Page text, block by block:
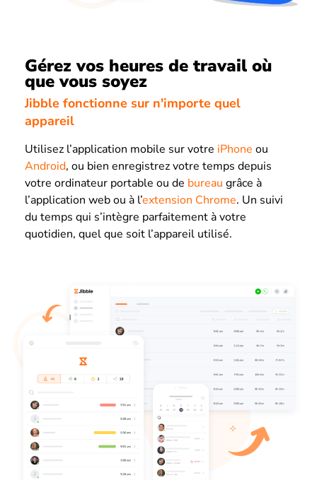
Gérez vos heures de travail où
que vous soyez
Jibble fonctionne sur n'importe quel
appareil
Utilisez l’application mobile sur votre iPhone ou
Android, ou bien enregistrez votre temps depuis
votre ordinateur portable ou de bureau grâce à
l’application web ou à l’extension Chrome. Un suivi
du temps qui s’intègre parfaitement à votre
quotidien, quel que soit l’appareil utilisé.